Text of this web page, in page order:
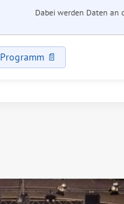
Dabei werden Daten an
Programm 📄